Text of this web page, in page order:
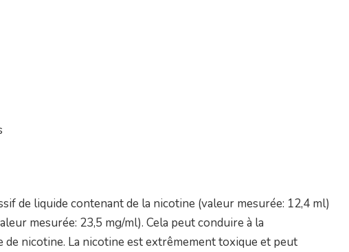
de liquide contenant de la nicotine (valeur mesurée: 12,4 ml)
mesurée: 23,5 mg/ml). Cela peut conduire à la
de nicotine. La nicotine est extrêmement toxique et peut